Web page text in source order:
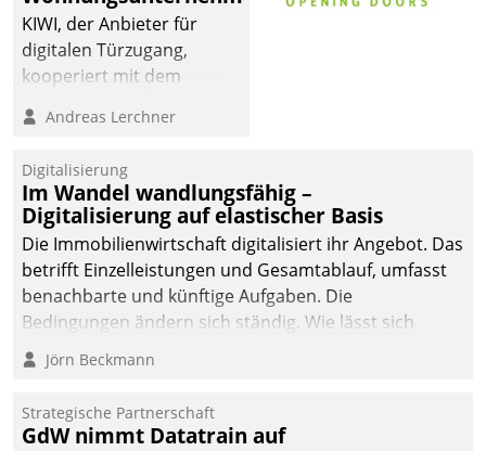
KIWI, der Anbieter für
digitalen Türzugang,
kooperiert mit dem
Softwareentwicklungshaus
Andreas Lerchner
Digitalisierung
Im Wandel wandlungsfähig –
Digitalisierung auf elastischer Basis
Die Immobilienwirtschaft digitalisiert ihr Angebot. Das
betrifft Einzelleistungen und Gesamtablauf, umfasst
benachbarte und künftige Aufgaben. Die
Bedingungen ändern sich ständig. Wie lässt sich
technisch die Kontrolle wahren und zugleich Freiraum
fürs Wachsen öffnen?
Jörn Beckmann
Strategische Partnerschaft
GdW nimmt Datatrain auf